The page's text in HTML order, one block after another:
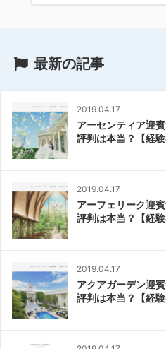
最新の記事
2019.04.17
アーセンティア迎
評判は本当？【経験
2019.04.17
アーフェリーク迎
評判は本当？【経験
2019.04.17
アクアガーデン迎
評判は本当？【経験